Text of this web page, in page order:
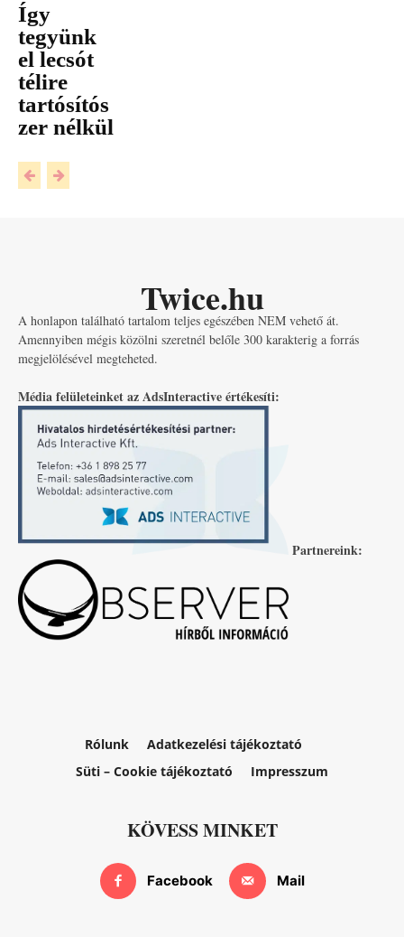
Így
tegyünk
el lecsót
télire
tartósítós
zer nélkül
Twice.hu
A honlapon található tartalom teljes egészében NEM vehető át.
Amennyiben mégis közölni szeretnél belőle 300 karakterig a forrás
megjelölésével megteheted.
Média felületeinket az AdsInteractive értékesíti:
Partnereink:
Rólunk
Adatkezelési tájékoztató
Süti – Cookie tájékoztató
Impresszum
KÖVESS MINKET
Facebook Mail